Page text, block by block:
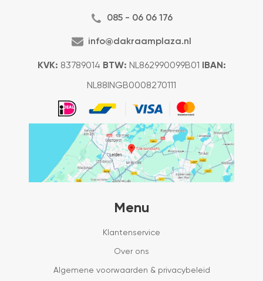
085 - 06 06 176
info@dakraamplaza.nl
KVK: 83789014 BTW: NL862990099B01 IBAN:
NL88INGB0008270111
Menu
Klantenservice
Over ons
Algemene voorwaarden & privacybeleid